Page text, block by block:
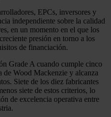
EPCs, inversores y
independiente sobre la calidad
en un momento en el que los
presión en torno a los
de financiación.
Grade A cuando cumple cinco
de Wood Mackenzie y alcanza
Siete de los diez fabricantes
siete de estos criterios, lo
de excelencia operativa entre